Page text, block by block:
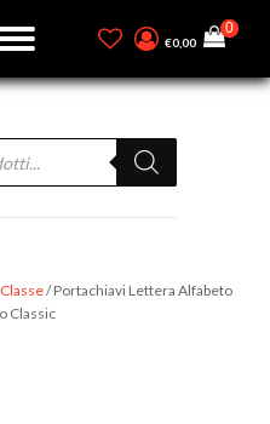
€0,00
/ Portachiavi Lettera Alfabeto
Classic